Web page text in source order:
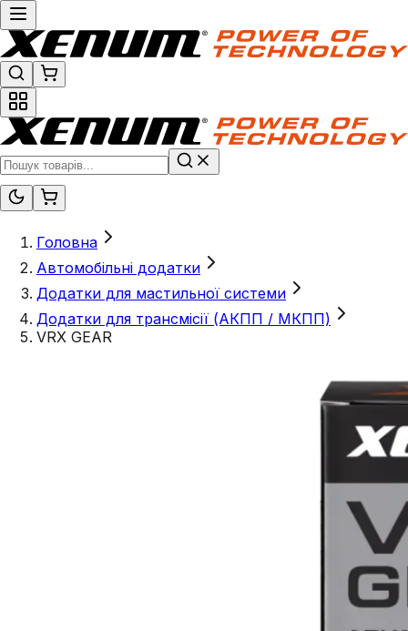
Головна
Автомобільні додатки
Додатки для мастильної системи
Додатки для трансмісії (АКПП / МКПП)
VRX GEAR